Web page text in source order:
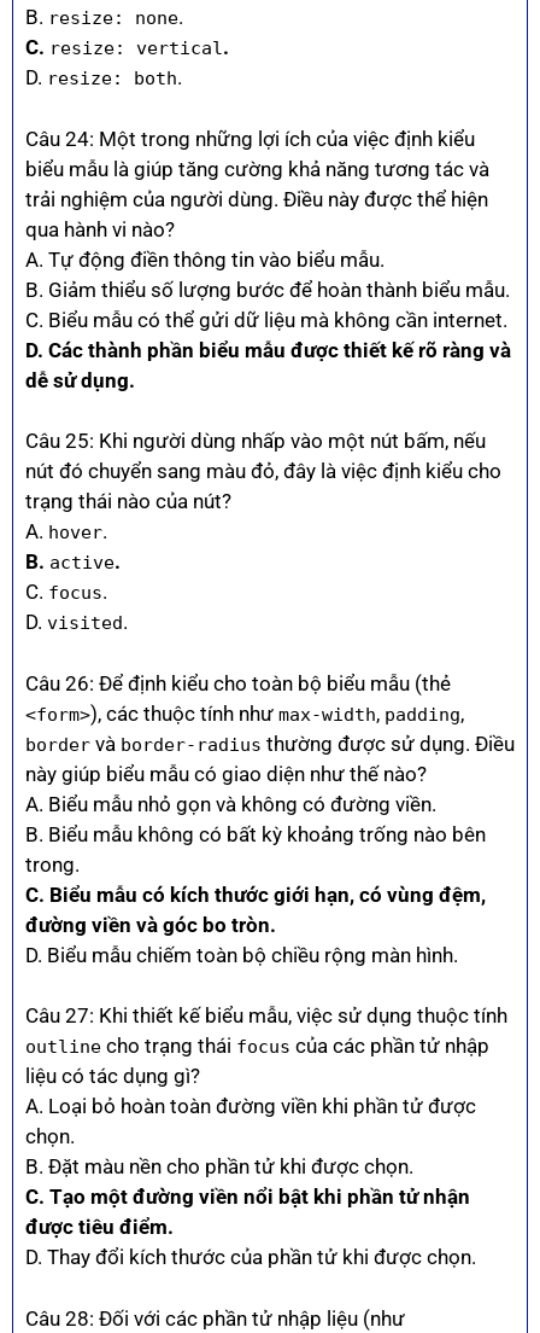
B. resize: none.
C. resize: vertical.
D. resize: both.
Câu 24: Một trong những lợi ích của việc định kiểu
biểu mẫu là giúp tăng cường khả năng tương tác và
trải nghiệm của người dùng. Điều này được thể hiện
qua hành vi nào?
A. Tự động điền thông tin vào biểu mẫu.
B. Giảm thiểu số lượng bước để hoàn thành biểu mẫu.
C. Biểu mẫu có thể gửi dữ liệu mà không cần internet.
D. Các thành phần biểu mẫu được thiết kế rõ ràng và
dễ sử dụng.
Câu 25: Khi người dùng nhấp vào một nút bấm, nếu
nút đó chuyển sang màu đỏ, đây là việc định kiểu cho
trạng thái nào của nút?
A. hover.
B. active.
C. focus.
D. visited.
Câu 26: Để định kiểu cho toàn bộ biểu mẫu (thẻ
<form>), các thuộc tính như max-width, padding,
border và border-radius thường được sử dụng. Điều
này giúp biểu mẫu có giao diện như thế nào?
A. Biểu mẫu nhỏ gọn và không có đường viền.
B. Biểu mẫu không có bất kỳ khoảng trống nào bên
trong.
C. Biểu mẫu có kích thước giới hạn, có vùng đệm,
đường viền và góc bo tròn.
D. Biểu mẫu chiếm toàn bộ chiều rộng màn hình.
Câu 27: Khi thiết kế biểu mẫu, việc sử dụng thuộc tính
outline cho trạng thái focus của các phần tử nhập
liệu có tác dụng gì?
A. Loại bỏ hoàn toàn đường viền khi phần tử được
chọn.
B. Đặt màu nền cho phần tử khi được chọn.
C. Tạo một đường viền nổi bật khi phần tử nhận
được tiêu điểm.
D. Thay đổi kích thước của phần tử khi được chọn.
Câu 28: Đối với các phần tử nhập liệu (như